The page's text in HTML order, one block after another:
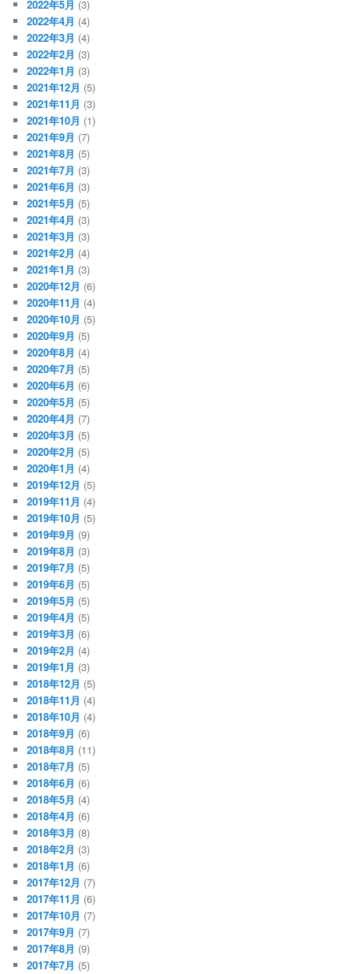
2022年5月 (3)
2022年4月 (4)
2022年3月 (4)
2022年2月 (3)
2022年1月 (3)
2021年12月 (5)
2021年11月 (3)
2021年10月 (1)
2021年9月 (7)
2021年8月 (5)
2021年7月 (3)
2021年6月 (3)
2021年5月 (5)
2021年4月 (3)
2021年3月 (3)
2021年2月 (4)
2021年1月 (3)
2020年12月 (6)
2020年11月 (4)
2020年10月 (5)
2020年9月 (5)
2020年8月 (4)
2020年7月 (5)
2020年6月 (6)
2020年5月 (5)
2020年4月 (7)
2020年3月 (5)
2020年2月 (5)
2020年1月 (4)
2019年12月 (5)
2019年11月 (4)
2019年10月 (5)
2019年9月 (9)
2019年8月 (3)
2019年7月 (5)
2019年6月 (5)
2019年5月 (5)
2019年4月 (5)
2019年3月 (6)
2019年2月 (4)
2019年1月 (3)
2018年12月 (5)
2018年11月 (4)
2018年10月 (4)
2018年9月 (6)
2018年8月 (11)
2018年7月 (5)
2018年6月 (6)
2018年5月 (4)
2018年4月 (6)
2018年3月 (8)
2018年2月 (3)
2018年1月 (6)
2017年12月 (7)
2017年11月 (6)
2017年10月 (7)
2017年9月 (7)
2017年8月 (9)
2017年7月 (5)